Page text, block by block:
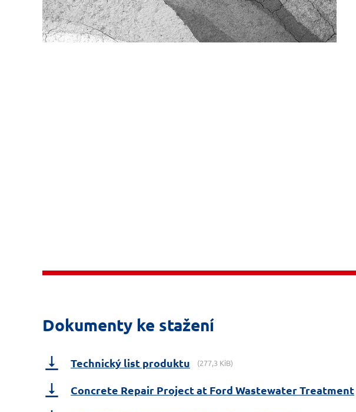
Dokumenty ke stažení
Technický list produktu (277,3 KiB)
Concrete Repair Project at Ford Wastewater Treatment